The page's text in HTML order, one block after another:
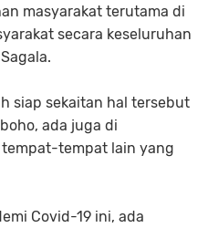
masyarakat terutama di
secara keseluruhan
siap sekaitan hal tersebut
ada juga di
tempat-tempat lain yang
Covid-19 ini, ada